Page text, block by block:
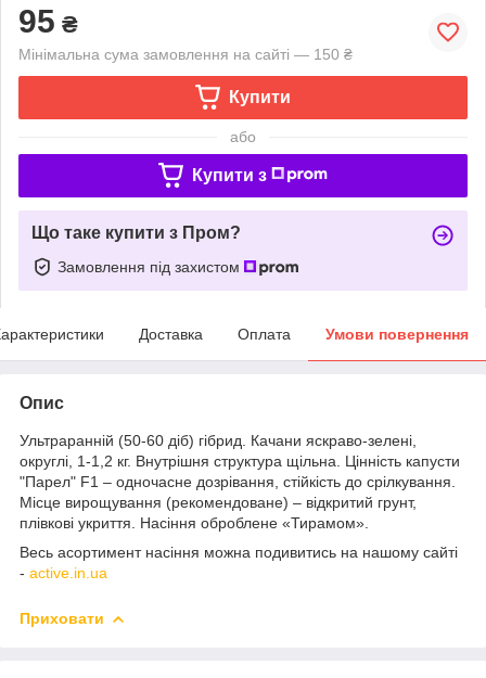
95 ₴
Мінімальна сума замовлення на сайті — 150 ₴
Купити
або
Купити з
Що таке купити з Пром?
Замовлення під захистом
Доставка Оплата Умови повернення
Опис
Ультраранній (50-60 діб) гібрид. Качани яскраво-зелені,
округлі, 1-1,2 кг. Внутрішня структура щільна. Цінність капусти
"Парел" F1 – одночасне дозрівання, стійкість до срілкування.
Місце вирощування (рекомендоване) – відкритий грунт,
плівкові укриття. Насіння оброблене «Тирамом».
Весь асортимент насіння можна подивитись на нашому сайті
- active.in.ua
Приховати